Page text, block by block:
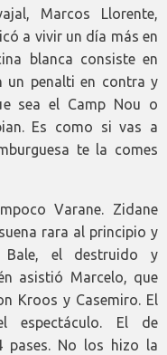
Marcos Llorente,
a vivir un día más en
blanca consiste en
un penalti en contra y
sea el Camp Nou o
Es como si vas a
te la comes
Varane. Zidane
rara al principio y
Bale, el destruido y
asistió Marcelo, que
Kroos y Casemiro. El
espectáculo. El de
pases. No los hizo la